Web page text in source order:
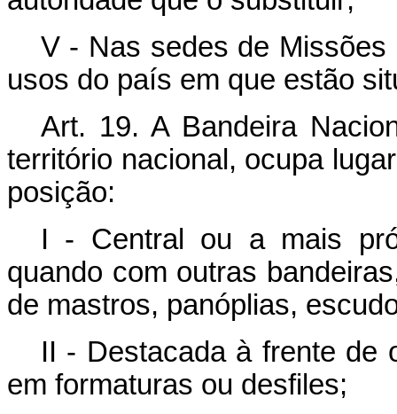
V - Nas sedes de
usos do país em que estão
Art. 19. A Bandeira
território nacional, ocupa
posição:
I - Central ou a mais
quando com outras
de mastros, panóplias,
II - Destacada à frente de
em formaturas ou desfiles;